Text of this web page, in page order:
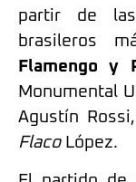
partir de
brasileros
Flamengo y
Monumental
Agustín
FlacoLópez.